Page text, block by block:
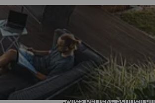
Trusted Shops
5,00/ 5
„Alles perfekt, schnell